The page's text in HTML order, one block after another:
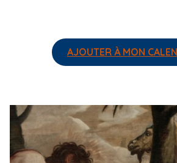
AJOUTER À MON
m
g